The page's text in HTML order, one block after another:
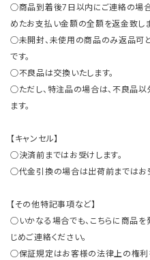
○商品到着後7日以内にご連絡の場
めたお支払い金額の全額を返金致しま
○未開封、未使用の商品のみ返品可と
です。
○不良品は交換いたします。
○ただし、特注品の場合は、不良品
ます。
【キャンセル】
○決済前まではお受けします。
○代金引換の場合は出荷前まではお
【その他特記事項など】
○いかなる場合でも、こちらに商品
じめご連絡ください。
○保証規定はお客様の法律上の権利